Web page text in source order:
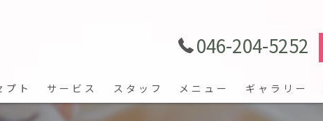
046-204-5252
プト サービス スタッフ メニュー ギャラリー